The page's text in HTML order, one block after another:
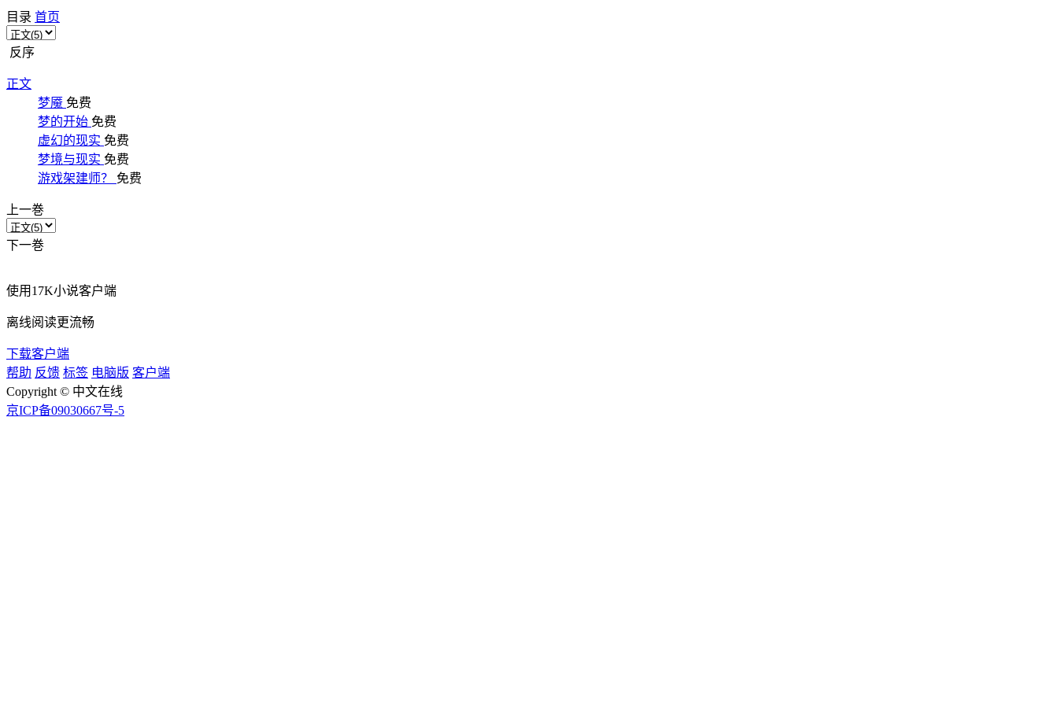
目录 首页
反序
正文
梦魇 免费
梦的开始 免费
虚幻的现实 免费
梦境与现实 免费
游戏架建师？ 免费
上一巻
下一巻
使用 17K小说客户端
离线阅读更流畅
下载客户端
帮助 反馈 标签 电脑版 客户端
Copyright © 中文在线
京ICP备09030667号-5